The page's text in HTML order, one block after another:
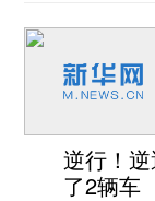
逆行！
了2辆车